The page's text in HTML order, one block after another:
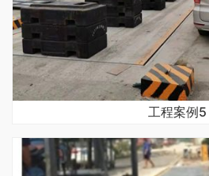
工程案例5